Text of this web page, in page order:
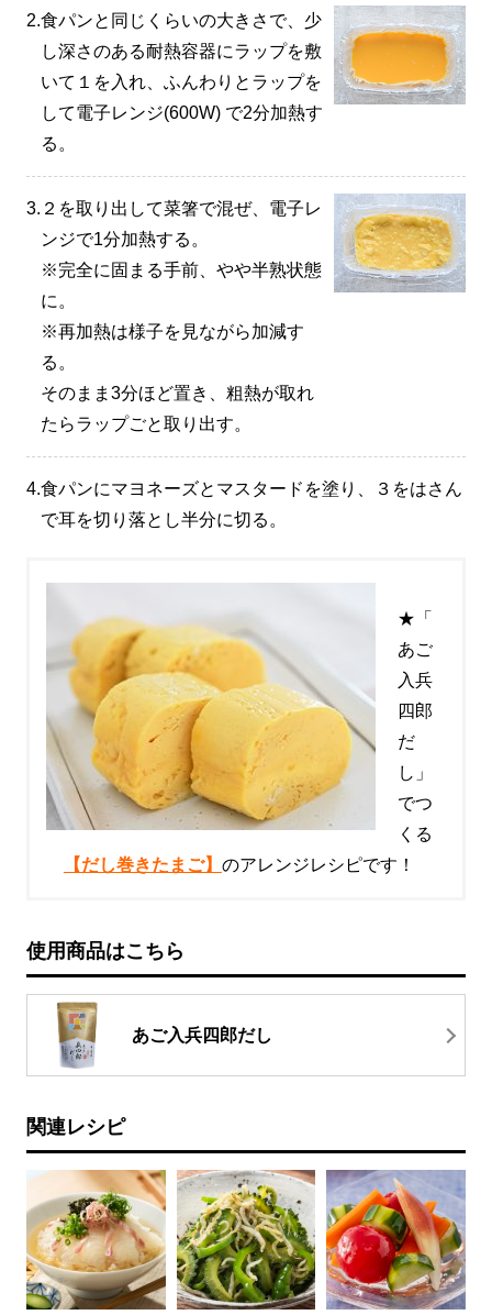
2.食パンと同じくらいの大きさで、少
し深さのある耐熱容器にラップを敷
いて１を入れ、ふんわりとラップを
して電子レンジ(600W) で2分加熱す
る。
3. ２を取り出して菜箸で混ぜ、電子レ
ンジで1分加熱する。
※完全に固まる手前、やや半熟状態
に。
※再加熱は様子を見ながら加減す
る。
そのまま3分ほど置き、粗熱が取れ
たらラップごと取り出す。
4.食パンにマヨネーズとマスタードを塗り、３をはさん
で耳を切り落とし半分に切る。
★「
あご
入兵
四郎
だ
し」
でつ
くる
【だし巻きたまご】 のアレンジレシピです！
使用商品はこちら
あご入兵四郎だし
関連レシピ